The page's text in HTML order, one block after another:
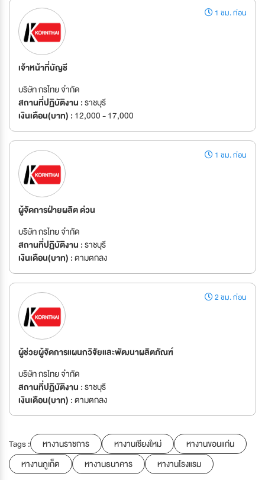
1 ชม. ก่อน
เจ้าหน้าที่บัญชี
บริษัท กรไทย จำกัด
สถานที่ปฏิบัติงาน :ราชบุรี
เงินเดือน(บาท) : 12,000 - 17,000
1 ชม. ก่อน
ผู้จัดการฝ่ายผลิต ด่วน
บริษัท กรไทย จำกัด
สถานที่ปฏิบัติงาน :ราชบุรี
เงินเดือน(บาท) :ตามตกลง
2 ชม. ก่อน
ผู้ช่วยผู้จัดการแผนกวิจัยและพัฒนาผลิตภัณฑ์
บริษัท กรไทย จำกัด
สถานที่ปฏิบัติงาน :ราชบุรี
เงินเดือน(บาท) :ตามตกลง
Tags : หางานราชการ หางานเชียงใหม่
หางานขอนแก่น
หางานภูเก็ต
หางานธนาคาร หางานโรงแรม